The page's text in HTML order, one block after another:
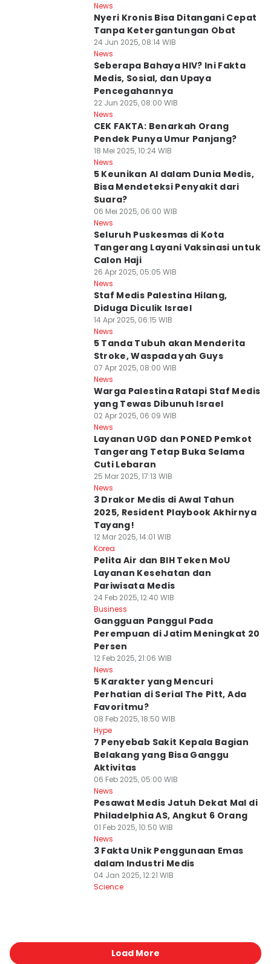
News
Nyeri Kronis Bisa Ditangani Cepat
Tanpa Ketergantungan Obat
24 Jun 2025, 08:14 WIB
News
Seberapa Bahaya HIV? Ini Fakta
Medis, Sosial, dan Upaya
Pencegahannya
22 Jun 2025, 08:00 WIB
News
CEK FAKTA: Benarkah Orang
Pendek Punya Umur Panjang?
18 Mei 2025, 10:24 WIB
News
5 Keunikan AI dalam Dunia Medis,
Bisa Mendeteksi Penyakit dari
Suara?
06 Mei 2025, 06:00 WIB
News
Seluruh Puskesmas di Kota
Tangerang Layani Vaksinasi untuk
Calon Haji
26 Apr 2025, 05:05 WIB
News
Staf Medis Palestina Hilang,
Diduga Diculik Israel
14 Apr 2025, 06:15 WIB
News
5 Tanda Tubuh akan Menderita
Stroke, Waspada yah Guys
07 Apr 2025, 08:00 WIB
News
Warga Palestina Ratapi Staf Medis
yang Tewas Dibunuh Israel
02 Apr 2025, 06:09 WIB
News
Layanan UGD dan PONED Pemkot
Tangerang Tetap Buka Selama
Cuti Lebaran
25 Mar 2025, 17:13 WIB
News
3 Drakor Medis di Awal Tahun
2025, Resident Playbook Akhirnya
Tayang!
12 Mar 2025, 14:01 WIB
Korea
Pelita Air dan BIH Teken MoU
Layanan Kesehatan dan
Pariwisata Medis
24 Feb 2025, 12:40 WIB
Business
Gangguan Panggul Pada
Perempuan di Jatim Meningkat 20
Persen
12 Feb 2025, 21:06 WIB
News
5 Karakter yang Mencuri
Perhatian di Serial The Pitt, Ada
Favoritmu?
08 Feb 2025, 18:50 WIB
Hype
7 Penyebab Sakit Kepala Bagian
Belakang yang Bisa Ganggu
Aktivitas
06 Feb 2025, 05:00 WIB
News
Pesawat Medis Jatuh Dekat Mal di
Philadelphia AS, Angkut 6 Orang
01 Feb 2025, 10:50 WIB
News
3 Fakta Unik Penggunaan Emas
dalam Industri Medis
04 Jan 2025, 12:21 WIB
Science
Load More